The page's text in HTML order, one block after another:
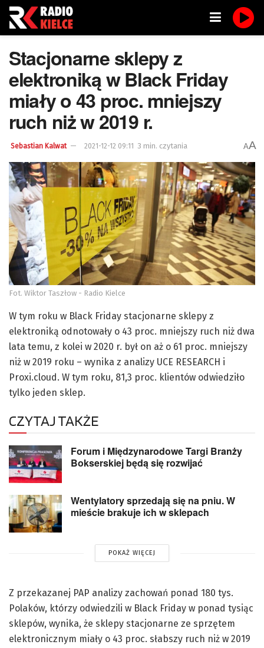
Stacjonarne sklepy z
elektroniką w Black Friday
miały o 43 proc. mniejszy
ruch niż w 2019 r.
Sebastian Kalwat 2021-12-12 09:11 3 min. czytania AA
Fot. Wiktor Taszłow - Radio Kielce
W tym roku w Black Friday stacjonarne sklepy z
elektroniką odnotowały o 43 proc. mniejszy ruch niż dwa
lata temu, z kolei w 2020 r. był on aż o 61 proc. mniejszy
niż w 2019 roku – wynika z analizy UCE RESEARCH i
Proxi.cloud. W tym roku, 81,3 proc. klientów odwiedziło
tylko jeden sklep.
CZYTAJ TAKŻE
Forum i Międzynarodowe Targi Branży
Bokserskiej będą się rozwijać
Wentylatory sprzedają się na pniu. W
mieście brakuje ich w sklepach
POKAŻ WIĘCEJ
Z przekazanej PAP analizy zachowań ponad 180 tys.
Polaków, którzy odwiedzili w Black Friday w ponad tysiąc
sklepów, wynika, że sklepy stacjonarne ze sprzętem
elektronicznym miały o 43 proc. słabszy ruch niż w 2019